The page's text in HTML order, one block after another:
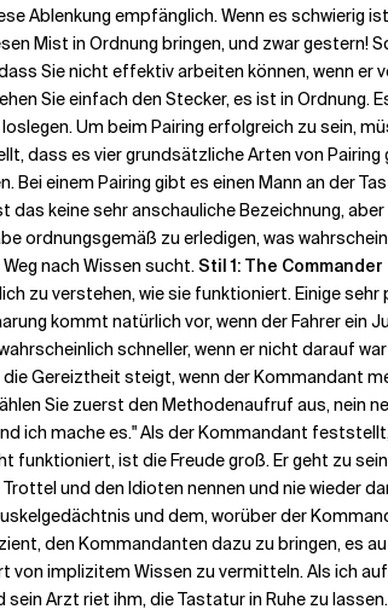
Ablenkung empfänglich. Wenn es schwierig
Mist in Ordnung bringen, und zwar gestern!
Sie nicht effektiv arbeiten können, wenn
Sie einfach den Stecker, es ist in
Um beim Pairing erfolgreich zu sein,
dass es vier grundsätzliche Arten von Pairing
Bei einem Pairing gibt es einen Mann an der
keine sehr anschauliche Bezeichnung,
ordnungsgemäß zu erledigen, was
nach Wissen sucht.Stil 1: The
zu verstehen, wie sie funktioniert. Einige
kommt natürlich vor, wenn der Fahrer
schneller, wenn er nicht darauf
Gereiztheit steigt, wenn der Kommandant
Sie zuerst den Methodenaufruf aus, nein
ich mache es." Als der Kommandant
funktioniert, ist die Freude groß. Er geht zu
und den Idioten nennen und nie wieder
und dem, worüber der
den Kommandanten dazu zu bringen, es
implizitem Wissen zu vermitteln. Als ich
Arzt riet ihm, die Tastatur in Ruhe zu